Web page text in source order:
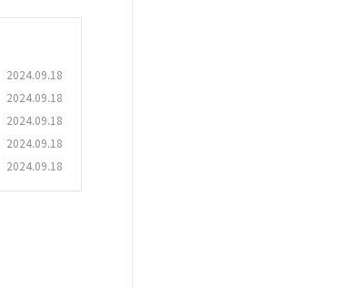
2024.09.18
2024.09.18
2024.09.18
2024.09.18
2024.09.18